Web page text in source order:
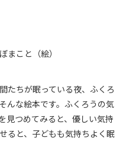
こと（絵）
たちが眠っている夜、ふくろ
んな絵本です。ふくろうの気
見つめてみると、優しい気持
ると、子どもも気持ちよく眠